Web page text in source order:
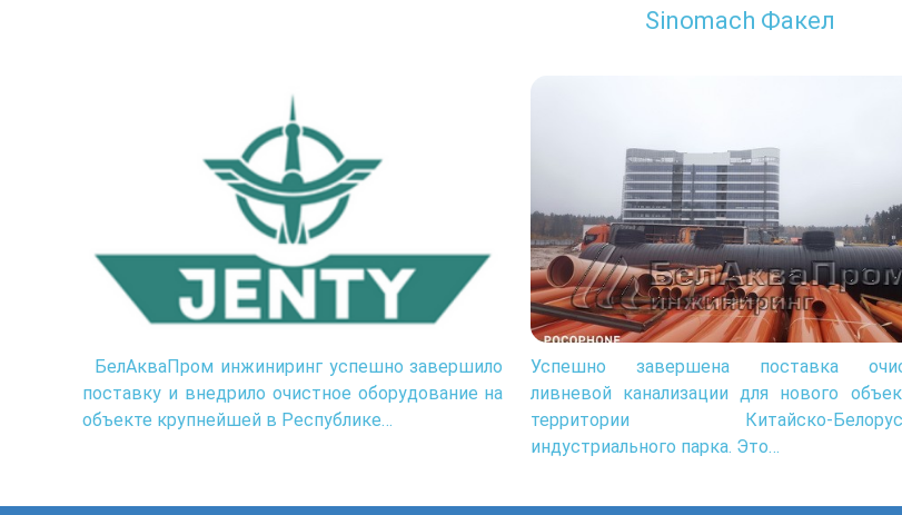
БелАкваПром инжиниринг успешно завершило
поставку и внедрило очистное оборудование на
объекте крупнейшей в Республике…
Sinomach Факел
Успешно завершена поставка
ливневой канализации для нового
территории Китайско-
индустриального парка. Это…